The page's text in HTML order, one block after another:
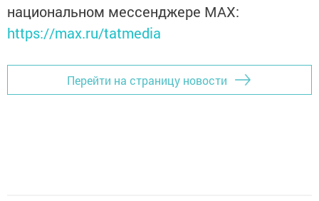
национальном мессенджере MАХ:
https://max.ru/tatmedia
Перейти на страницу новости